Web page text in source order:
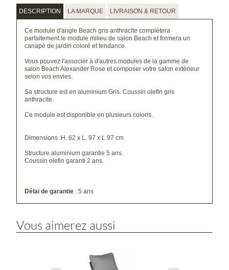
DESCRIPTION LA MARQUE LIVRAISON & RETOUR
Ce module d'angle Beach gris anthracite complétera
parfaitementle module milieu de salon Beach et formera un
canapé de jardin coloré et tendance.
Vous pouvez l'associer à d'autres modules de la gamme de
salon Beach Alexander Rose et composer votre salon extérieur
selon vos envies.
Sa structure est en aluminium Gris. Coussin olefin gris
anthracite.
Ce module est disponible en plusieurs coloris.
Dimensions :H. 62 x L. 97 x L.97 cm
Structure aluminium garantie 5 ans.
Coussin olefin garanti 2 ans.
Délai de garantie : 5 ans
Vous aimerez aussi